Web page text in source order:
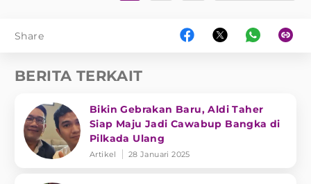
Share
BERITA TERKAIT
Bikin Gebrakan Baru, Aldi Taher
Siap Maju Jadi Cawabup Bangka di
Pilkada Ulang
Artikel 28 Januari 2025